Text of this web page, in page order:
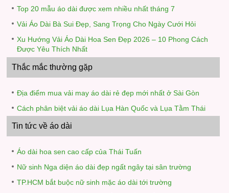
Top 20 mẫu áo dài được xem nhiều nhất tháng 7
Vải Áo Dài Bà Sui Đẹp, Sang Trọng Cho Ngày Cưới Hỏi
Xu Hướng Vải Áo Dài Hoa Sen Đẹp 2026 – 10 Phong Cách
Được Yêu Thích Nhất
Thắc mắc thường gặp
Địa điểm mua vải may áo dài rẻ đẹp mới nhất ở Sài Gòn
Cách phân biệt vải áo dài Lụa Hàn Quốc và Lụa Tằm Thái
Tin tức về áo dài
Áo dài hoa sen cao cấp của Thái Tuấn
Nữ sinh Nga diện áo dài đẹp ngất ngây tại sân trường
TP.HCM bắt buộc nữ sinh mặc áo dài tới trường